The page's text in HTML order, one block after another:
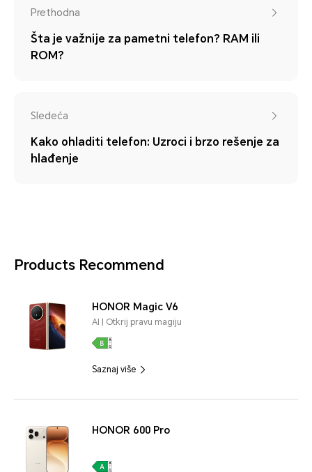
Prethodna
Šta je važnije za pametni telefon? RAM ili
ROM?
Sledeća
Kako ohladiti telefon: Uzroci i brzo rešenje za
hlađenje
Products Recommend
HONOR Magic V6
AI | Otkrij pravu magiju
Saznaj više
HONOR 600 Pro